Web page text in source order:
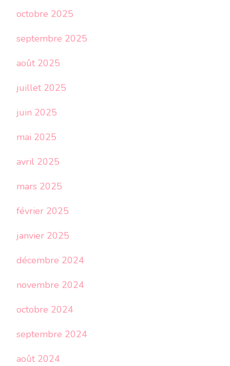
octobre 2025
septembre 2025
août 2025
juillet 2025
juin 2025
mai 2025
avril 2025
mars 2025
février 2025
janvier 2025
décembre 2024
novembre 2024
octobre 2024
septembre 2024
août 2024